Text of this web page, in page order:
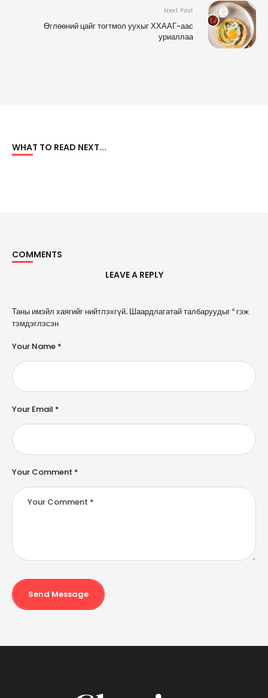
Next Post
Өглөөний цайг тогтмол уухыг ХХААГ-аас
уриаллаа
WHAT TO READ NEXT...
COMMENTS
LEAVE A REPLY
Таны имэйл хаягийг нийтлэхгүй. Шаардлагатай талбаруудыг*гэж
тэмдэглэсэн
Your Comment *
Your Name *
Your Email *
Send Message
A
l
e
n
a
ti
e